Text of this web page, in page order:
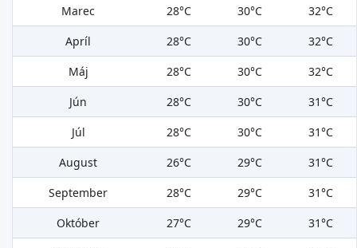
Marec
28°C 30°C
32°C
Apríl
28°C 30°C
32°C
Máj
28°C 30°C
32°C
Jún
28°C 30°C
31°C
Júl
28°C 30°C
31°C
August
26°C 29°C
31°C
September
28°C 29°C
31°C
Október
27°C 29°C
31°C